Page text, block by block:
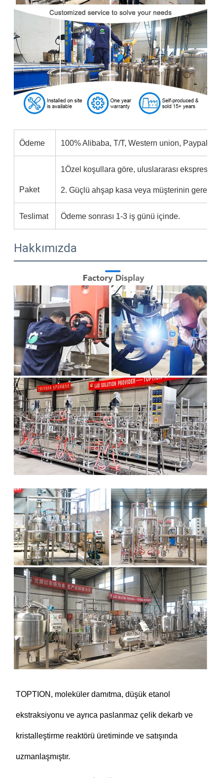
Ödeme 100% Alibaba, T/T, Western union, Paypal
Paket
1Özel koşullara göre, uluslararası ekspres,
2. Güçlü ahşap kasa veya müşterinin
Teslimat Ödeme sonrası 1-3 iş günü içinde.
Hakkımızda
TOPTION, moleküler damıtma, düşük etanol
ekstraksiyonu ve ayrıca paslanmaz çelik dekarb ve
kristalleştirme reaktörü üretiminde ve satışında
uzmanlaşmıştır.